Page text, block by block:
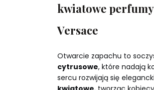
kwiatowe
Versace
Otwarcie zapachu to
cytrusowe, które nadają
sercu rozwijają się